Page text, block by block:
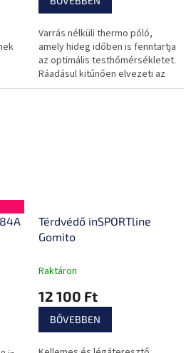
Varrás nélküli thermo póló,
amely hideg időben is fenntartja
az optimális testhőmérsékletet.
Ráadásul kitűnően elvezeti az
izzadtságot, és alkalmazkodik
Térdvédő inSPORTline
Gomito
Raktáron
12 100 Ft
BŐVEBBEN